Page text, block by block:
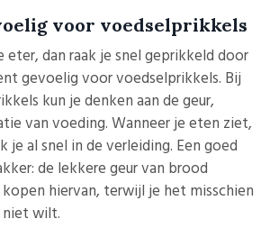
voor voedselprikkels
eter, dan raak je snel geprikkeld door
gevoelig voor voedselprikkels. Bij
kun je denken aan de geur,
van voeding. Wanneer je eten ziet,
al snel in de verleiding. Een goed
de lekkere geur van brood
hiervan, terwijl je het misschien
wilt.